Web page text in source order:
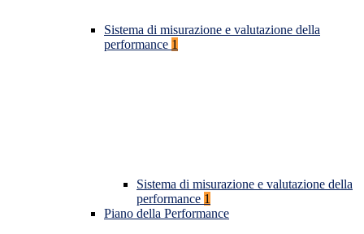
Sistema di misurazione e valutazione della
performance 1
Sistema di misurazione e valutazione della
performance 1
Piano della Performance